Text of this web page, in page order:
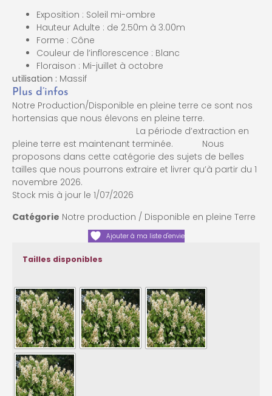
Exposition : Soleil mi-ombre
Hauteur Adulte : de 2.50m à 3.00m
Forme : Cône
Couleur de l’inflorescence : Blanc
Floraison : Mi-juillet à octobre
utilisation : Massif
Plus d’infos
Notre Production/Disponible en pleine terre ce sont nos
hortensias que nous élevons en pleine terre.
La période d’extraction en
pleine terre est maintenant terminée. Nous
proposons dans cette catégorie des sujets de belles
tailles que nous pourrons extraire et livrer qu’à partir du 1
novembre 2026.
Stock mis à jour le 1/07/2026
Catégorie Notre production / Disponible en pleine Terre
Ajouter à ma liste d'envie
Tailles disponibles